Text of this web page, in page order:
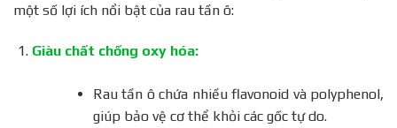
một số lợi ích nổi bật của rau tần ô:
Giàu chất chống oxy hóa:
Rau tần ô chứa nhiều flavonoid và polyphenol,
giúp bảo vệ cơ thể khỏi các gốc tự do.